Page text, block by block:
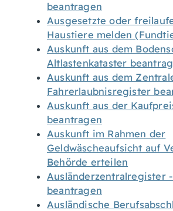
beantragen
Ausgesetzte oder
Haustiere melden
Auskunft aus dem
Altlastenkataster
Auskunft aus dem
Fahrerlaubnisregister
Auskunft aus der
beantragen
Auskunft im Rahmen der
Geldwäscheaufsicht auf
Behörde erteilen
Ausländerzentralregister
beantragen
Ausländische